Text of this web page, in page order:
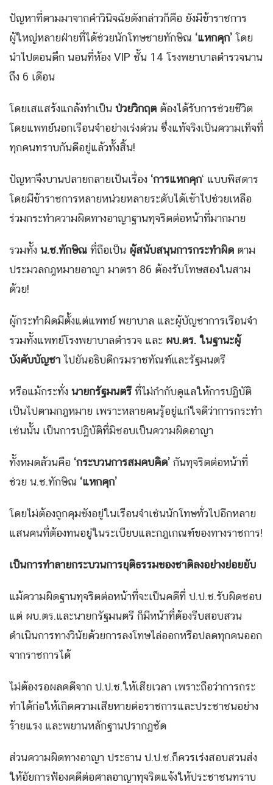
ปัญหาที่ตามมาจากคำวินิจฉัยดังกล่าวก็คือ ยังมีข้าราชการ
ผู้ใหญ่หลายฝ่ายที่ได้ช่วยนักโทษชายทักษิณ ‘แหกคุก’ โดย
นำไปตอนดึก นอนที่ห้อง VIP ชั้น 14 โรงพยาบาลตำรวจนาน
ถึง 6 เดือน
โดยเสแสร้งแกล้งทำเป็น ป่วยวิกฤต ต้องได้รับการช่วยชีวิต
โดยแพทย์นอกเรือนจำอย่างเร่งด่วน ซึ่งแท้จริงเป็นความเท็จที่
ทุกคนทราบกันดีอยู่แล้วทั้งสิ้น!
ปัญหาจึงบานปลายกลายเป็นเรื่อง ‘การแหกคุก‘ แบบพิสดาร
โดยมีข้าราชการหลายหน่วยหลายระดับได้เข้าไปช่วยเหลือ
ร่วมกระทำความผิดทางอาญาฐานทุจริตต่อหน้าที่มากมาย
รวมทั้ง น.ช.ทักษิณ ที่ถือเป็น ผู้สนับสนุนการกระทำผิด ตาม
ประมวลกฎหมายอาญา มาตรา 86 ต้องรับโทษสองในสาม
ด้วย!
ผู้กระทำผิดมีตั้งแต่แพทย์ พยาบาล และผู้บัญชาการเรือนจำ
รวมทั้งแพทย์โรงพยาบาลตำรวจ และ ผบ.ตร. ในฐานะผู้
บังคับบัญชา ไปยันอธิบดีกรมราชทัณฑ์และรัฐมนตรี
หรือแม้กระทั่ง นายกรัฐมนตรีที่ไม่กำกับดูแลให้การปฏิบัติ
เป็นไปตามกฎหมาย เพราะหลายคนรู้อยู่แก่ใจดีว่าการกระทำ
เช่นนั้น เป็นการปฏิบัติที่มิชอบเป็นความผิดอาญา
ทั้งหมดล้วนคือ ‘กระบวนการสมคบคิด’ กันทุจริตต่อหน้าที่
ช่วย น.ช.ทักษิณ ‘แหกคุก’
โดยไม่ต้องถูกคุมขังอยู่ในเรือนจำเช่นนักโทษทั่วไปอีกหลาย
แสนคนที่ต้องทนอยู่ในระเบียบและกฎเกณฑ์ของทางราชการ!
เป็นการทำลายกระบวนการยุติธรรมของชาติลงอย่างย่อยยับ
แม้ความผิดฐานทุจริตต่อหน้าที่จะเป็นคดีที่ ป.ป.ช.รับผิดชอบ
แต่ ผบ.ตร.และนายกรัฐมนตรี ก็มีหน้าที่ต้องรีบสอบสวน
ดำเนินการทางวินัยด้วยการลงโทษไล่ออกหรือปลดทุกคนออก
จากราชการได้
ไม่ต้องรอผลคดีจาก ป.ป.ช.ให้เสียเวลา เพราะถือว่าการกระ
ทำได้ก่อให้เกิดความเสียหายต่อราชการและประชาชนอย่าง
ร้ายแรง และพยานหลักฐานปรากฏชัด
ส่วนความผิดทางอาญา ประธาน ป.ป.ช.ก็ควรเร่งสอบสวนส่ง
ให้อัยการฟ้องคดีต่อศาลอาญาทุจริตแจ้งให้ประชาชนทราบ